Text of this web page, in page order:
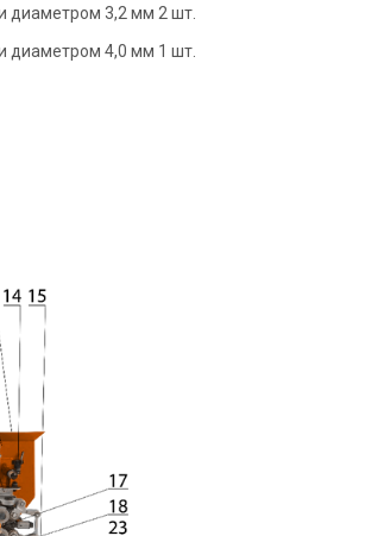
диаметром 3,2 мм 2 шт.
диаметром 4,0 мм 1 шт.